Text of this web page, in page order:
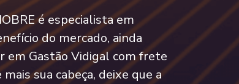
é especialista em
do mercado, ainda
em Gastão Vidigal com frete
sua cabeça, deixe que a